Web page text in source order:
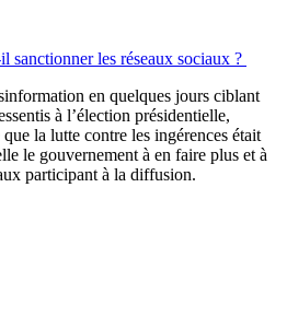
sanctionner les réseaux sociaux ?
en quelques jours ciblant
à l’élection présidentielle,
la lutte contre les ingérences était
le gouvernement à en faire plus et à
participant à la diffusion.